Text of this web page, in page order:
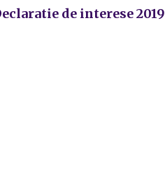
de interese 2019